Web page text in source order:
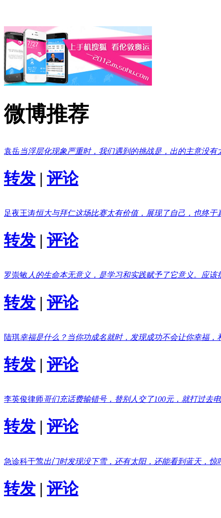
微博推荐
袁岳当浮层化现象严重时，我们遇到的挑战是，出的主意没
转发 | 评论
足夜王涛恒大与拜仁这场比赛太有价值，展现了自己，也终
转发 | 评论
罗崇敏人的生命本无意义，是学习和实践赋予了它意义。应
转发 | 评论
陆琪幸福是什么？当你功成名就时，发现成功不会让你幸福
转发 | 评论
李英俊律师哥们充话费输错号，替别人交了100元，就打过去
转发 | 评论
急诊科于莺出门时发现没下雪，还有太阳，还能看到蓝天，惊
转发 | 评论